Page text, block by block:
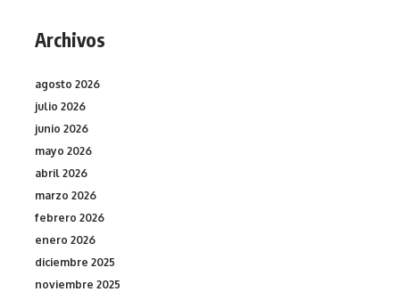
Archivos
agosto 2026
julio 2026
junio 2026
mayo 2026
abril 2026
marzo 2026
febrero 2026
enero 2026
diciembre 2025
noviembre 2025